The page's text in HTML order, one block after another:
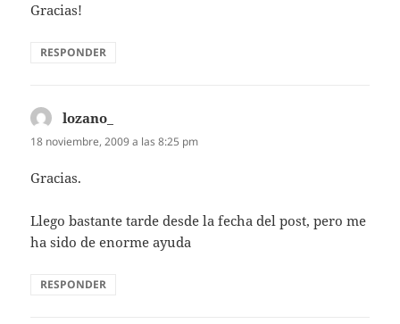
Gracias!
RESPONDER
lozano_
18 noviembre, 2009 a las 8:25 pm
Gracias.
Llego bastante tarde desde la fecha del post, pero me
ha sido de enorme ayuda
RESPONDER